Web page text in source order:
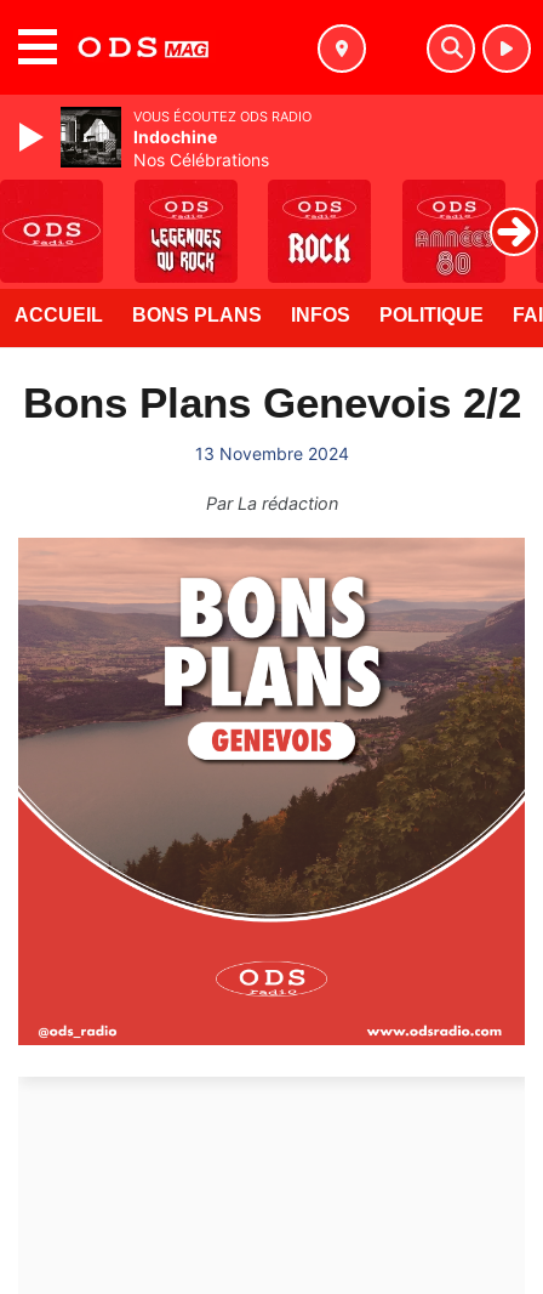
ACCUEIL BONS PLANS INFOS POLITIQUE
Bons Plans Genevois 2/2
13 Novembre 2024
ParLa rédaction
VOUS ÉCOUTEZ ODS RADIO
Indochine
Nos Célébrations